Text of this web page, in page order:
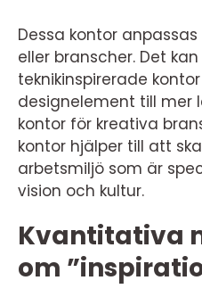
Dessa kontor
eller branscher. Det
teknikinspirerade
designelement till mer
kontor för kreativa
kontor hjälper till att
arbetsmiljö som är
vision och kultur.
Kvantitativa
om